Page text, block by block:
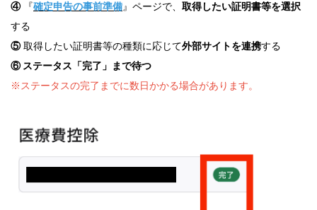
④
『確定申告の事前準備』ページで、 取得したい証明書等を選択
する
⑤取得したい証明書等の種類に応じて外部サイトを連携する
⑥ ステータス「完了」まで待つ
※ステータスの完了までに数日かかる場合があります。